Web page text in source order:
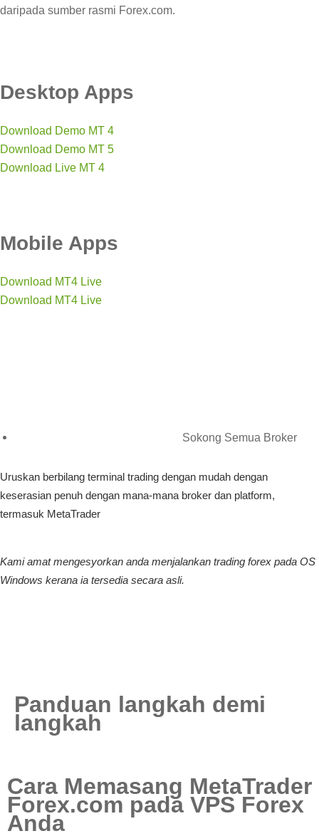
daripada sumber rasmi Forex.com.
Desktop Apps
Download Demo MT 4
Download Demo MT 5
Download Live MT 4
Mobile Apps
Download MT4 Live
Download MT4 Live
Sokong Semua Broker
Uruskan berbilang terminal trading dengan mudah dengan
keserasian penuh dengan mana-mana broker dan platform,
termasuk MetaTrader
Kami amat mengesyorkan anda menjalankan trading forex pada OS
Windows kerana ia tersedia secara asli.
Panduan langkah demi
langkah
Cara Memasang MetaTrader
Forex.com pada VPS Forex
Anda